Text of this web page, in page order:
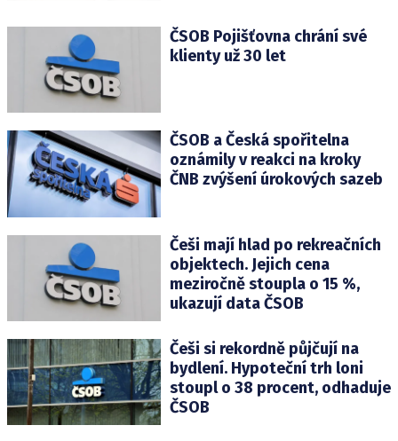
ČSOB Pojišťovna chrání své
klienty už 30 let
ČSOB a Česká spořitelna
oznámily v reakci na kroky
ČNB zvýšení úrokových sazeb
Češi mají hlad po rekreačních
objektech. Jejich cena
meziročně stoupla o 15 %,
ukazují data ČSOB
Češi si rekordně půjčují na
bydlení. Hypoteční trh loni
stoupl o 38 procent, odhaduje
ČSOB